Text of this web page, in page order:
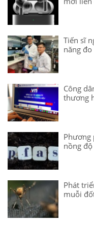
Tiến sĩ
năng
Công
thương
Phương
nồng
Phát
muỗi